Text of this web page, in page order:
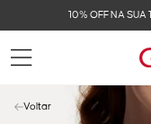
10% OFF NA SUA
Voltar